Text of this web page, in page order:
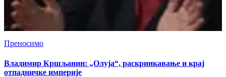
Преносимо
Владимир Кршљанин: „Олуја“, раскринкавање и крај
отпадничке империје